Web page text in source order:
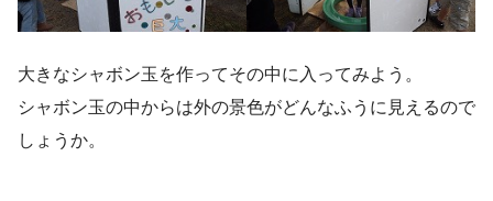
大きなシャボン玉を作ってその中に入ってみよう。
シャボン玉の中からは外の景色がどんなふうに見えるので
しょうか。